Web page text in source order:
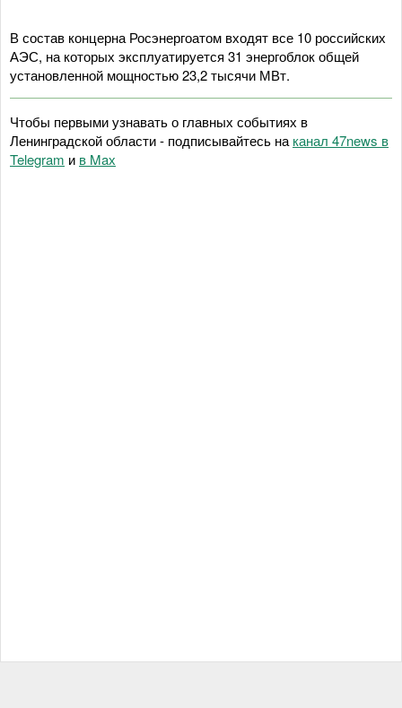
В состав концерна Росэнергоатом входят все 10 российских
АЭС, на которых эксплуатируется 31 энергоблок общей
установленной мощностью 23,2 тысячи МВт.
Чтобы первыми узнавать о главных событиях в
Ленинградской области - подписывайтесь на канал 47news в
Telegram и в Maх